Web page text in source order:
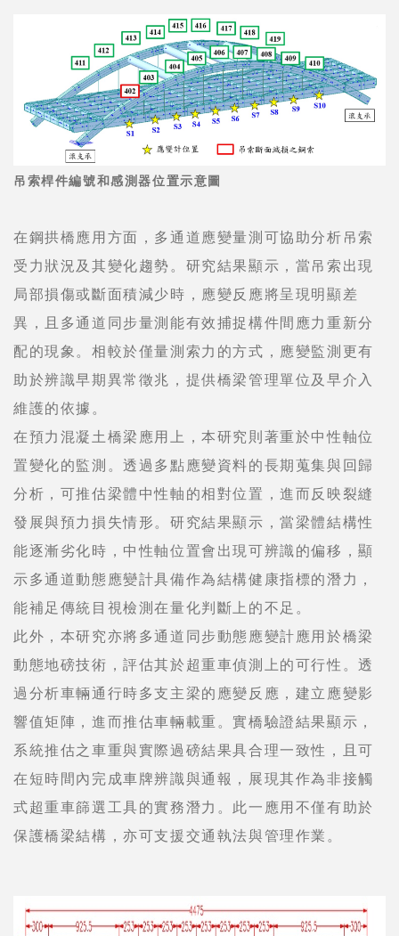
吊索桿件編號和感測器位置示意圖
在鋼拱橋應用方面，多通道應變量測可協助分析吊索
受力狀況及其變化趨勢。研究結果顯示，當吊索出現
局部損傷或斷面積減少時，應變反應將呈現明顯差
異，且多通道同步量測能有效捕捉構件間應力重新分
配的現象。相較於僅量測索力的方式，應變監測更有
助於辨識早期異常徵兆，提供橋梁管理單位及早介入
維護的依據。
在預力混凝土橋梁應用上，本研究則著重於中性軸位
置變化的監測。透過多點應變資料的長期蒐集與回歸
分析，可推估梁體中性軸的相對位置，進而反映裂縫
發展與預力損失情形。研究結果顯示，當梁體結構性
能逐漸劣化時，中性軸位置會出現可辨識的偏移，顯
示多通道動態應變計具備作為結構健康指標的潛力，
能補足傳統目視檢測在量化判斷上的不足。
此外，本研究亦將多通道同步動態應變計應用於橋梁
動態地磅技術，評估其於超重車偵測上的可行性。透
過分析車輛通行時多支主梁的應變反應，建立應變影
響值矩陣，進而推估車輛載重。實橋驗證結果顯示，
系統推估之車重與實際過磅結果具合理一致性，且可
在短時間內完成車牌辨識與通報，展現其作為非接觸
式超重車篩選工具的實務潛力。此一應用不僅有助於
保護橋梁結構，亦可支援交通執法與管理作業。